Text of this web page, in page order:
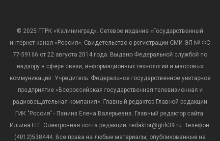
© 2025 ГТРК «Калининград». Сетевое издание «Государственный
интернет-канал «Россия». Свидетельство о регистрации СМИ ЭЛ № ФС
77-59166 от 22 августа 2014 года. Выдано Федеральной службой по
надзору в сфере связи, информационных технологий и массовых
коммуникаций. Учредитель: Федеральное государственное унитарное
предприятие «Всероссийская государственная телевизионная и
радиовещательная компания». Главный редактор Главной редакции
ГИК "Россия" - Панина Елена Валерьевна. Главный редактор сайта:
Ильина Н.Г. Электронная почта редакции: redaktor@gtrk39.ru. Телефон:
(4012)538444. Все права на любые материалы, опубликованные на